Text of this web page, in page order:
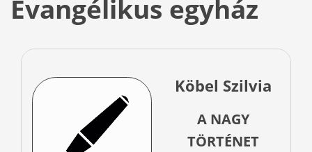
Evangélikus egyház
Köbel Szilvia
A NAGY
TÖRTÉNET